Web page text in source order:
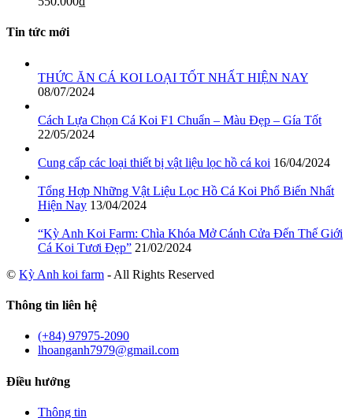
Tin tức mới
THỨC ĂN CÁ KOI LOẠI TỐT NHẤT HIỆN NAY
08/07/2024
Cách Lựa Chọn Cá Koi F1 Chuẩn – Màu Đẹp – Gía Tốt
22/05/2024
Cung cấp các loại thiết bị vật liệu lọc hồ cá koi 16/04/2024
Tổng Hợp Những Vật Liệu Lọc Hồ Cá Koi Phổ Biến Nhất
Hiện Nay 13/04/2024
“Kỳ Anh Koi Farm: Chìa Khóa Mở Cánh Cửa Đến Thế Giới
Cá Koi Tươi Đẹp” 21/02/2024
© Kỳ Anh koi farm - All Rights Reserved
Thông tin liên hệ
(+84) 97975-2090
lhoanganh7979@gmail.com
Điều hướng
Thông tin